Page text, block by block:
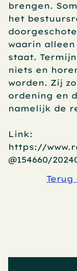
brengen.
het
waarin
staat.
niets en
worden. Zij
ordening en
namelijk de
https://
@154660/